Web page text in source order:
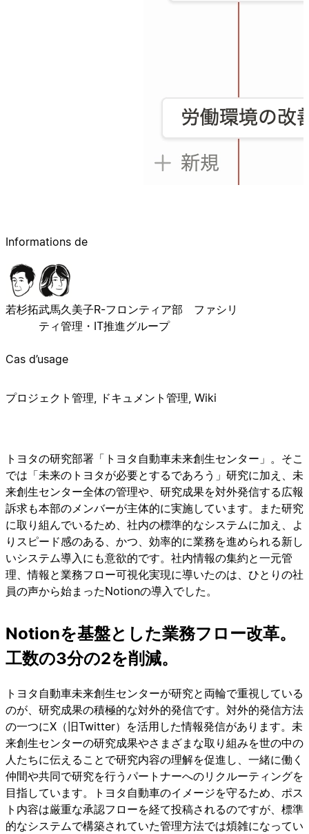
トヨタの研究部署「トヨタ自動車未来創生センター」。そこ
では「未来のトヨタが必要とするであろう」研究に加え、未
来創生センター全体の管理や、研究成果を対外発信する広報
訴求も本部のメンバーが主体的に実施しています。また研究
に取り組んでいるため、社内の標準的なシステムに加え、よ
りスピード感のある、かつ、効率的に業務を進められる新し
いシステム導入にも意欲的です。社内情報の集約と一元管
理、情報と業務フロー可視化実現に導いたのは、ひとりの社
員の声から始まったNotionの導入でした。
Notionを基盤とした業務フロー改革。
工数の3分の2を削減。
トヨタ自動車未来創生センターが研究と両輪で重視している
のが、研究成果の積極的な対外的発信です。対外的発信方法
の一つにX（旧Twitter）を活用した情報発信があります。未
来創生センターの研究成果やさまざまな取り組みを世の中の
人たちに伝えることで研究内容の理解を促進し、一緒に働く
仲間や共同で研究を行うパートナーへのリクルーティングを
目指しています。トヨタ自動車のイメージを守るため、ポス
ト内容は厳重な承認フローを経て投稿されるのですが、標準
的なシステムで構築されていた管理方法では煩雑になってい
Informations de
若杉拓武馬久美子R-フロンティア部 ファシリ
ティ管理・IT推進グループ
Cas d’usage
プロジェクト管理, ドキュメント管理, Wiki